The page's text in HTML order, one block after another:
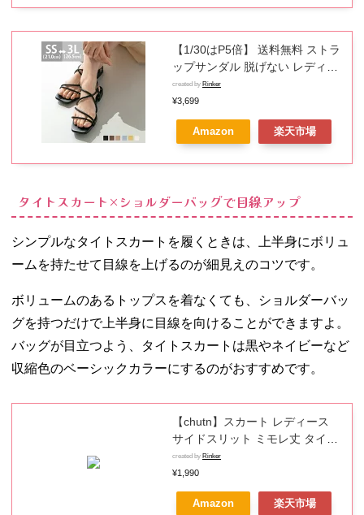
【1/30はP5倍】 送料無料 ストラ
ップサンダル 脱げない レディー
ス フラットヒール ペタンコ ぺた
んこ ローヒール 痛くない 歩きや
すい スクエアトゥ 細ストラップ
華奢 きれいめ おしゃれ ブラック
created by Rinker
¥3,699
Amazon 楽天市場
タイトスカート×ショルダーバッグで目線アップ
シンプルなタイトスカートを履くときは、上半身にボリュ
ームを持たせて目線を上げるのが細見えのコツです。
ボリュームのあるトップスを着なくても、ショルダーバッ
グを持つだけで上半身に目線を向けることができますよ。
バッグが目立つよう、タイトスカートは黒やネイビーなど
収縮色のベーシックカラーにするのがおすすめです。
【chutn】スカート レディース
サイドスリット ミモレ丈 タイト
スカート 無地 シンブル オシャレ
セクシー ミモレ丈タイトスカー
ト 着回し カジュアル ミモレ丈ス
カート エレガント フォーマル 通
created by Rinker
¥1,990
Amazon 楽天市場